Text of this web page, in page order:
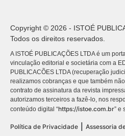
Copyright © 2026 - ISTOÉ
Todos os direitos reservados.
A ISTOÉ PUBLICAÇÕES LTDA é um
vinculação editorial e societária com a
PUBLICACÕES LTDA (recuperação
realizamos cobranças e que também
contrato de assinatura da revista
autorizamos terceiros a fazê-lo, nos
conteúdo digital “https://istoe.com.br” e
Política de Privacidade
Assessoria